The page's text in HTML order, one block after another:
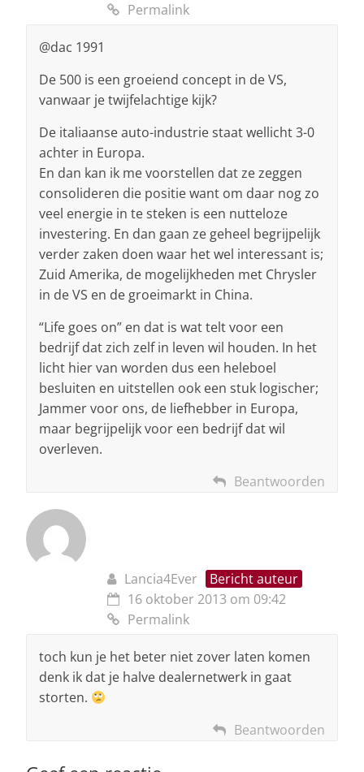
Permalink
@dac 1991
De 500 is een groeiend concept in de VS,
vanwaar je twijfelachtige kijk?
De italiaanse auto-industrie staat wellicht 3-0
achter in Europa.
En dan kan ik me voorstellen dat ze zeggen
consolideren die positie want om daar nog zo
veel energie in te steken is een nutteloze
investering. En dan gaan ze geheel begrijpelijk
verder zaken doen waar het wel interessant is;
Zuid Amerika, de mogelijkheden met Chrysler
in de VS en de groeimarkt in China.
“Life goes on” en dat is wat telt voor een
bedrijf dat zich zelf in leven wil houden. In het
licht hier van worden dus een heleboel
besluiten en uitstellen ook een stuk logischer;
Jammer voor ons, de liefhebber in Europa,
maar begrijpelijk voor een bedrijf dat wil
overleven.
Beantwoorden
Lancia4Ever
Bericht auteur
16 oktober 2013 om 09:42
Permalink
toch kun je het beter niet zover laten komen
denk ik dat je halve dealernetwerk in gaat
storten.
Beantwoorden